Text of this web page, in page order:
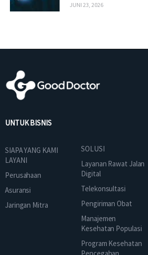
JUNI 23, 2026
UNTUK BISNIS
SIAPA YANG KAMI
LAYANI
Perusahaan
Asuransi
Jaringan Mitra
SOLUSI
Layanan Rawat Jalan
Digital
Telekonsultasi
Pengiriman Obat
Manajemen
Kesehatan Populasi
Program Kesehatan